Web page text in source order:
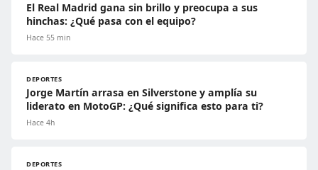
El Real Madrid gana sin brillo y preocupa a sus
hinchas: ¿Qué pasa con el equipo?
Hace 55 min
DEPORTES
Jorge Martín arrasa en Silverstone y amplía su
liderato en MotoGP: ¿Qué significa esto para ti?
Hace 4h
DEPORTES